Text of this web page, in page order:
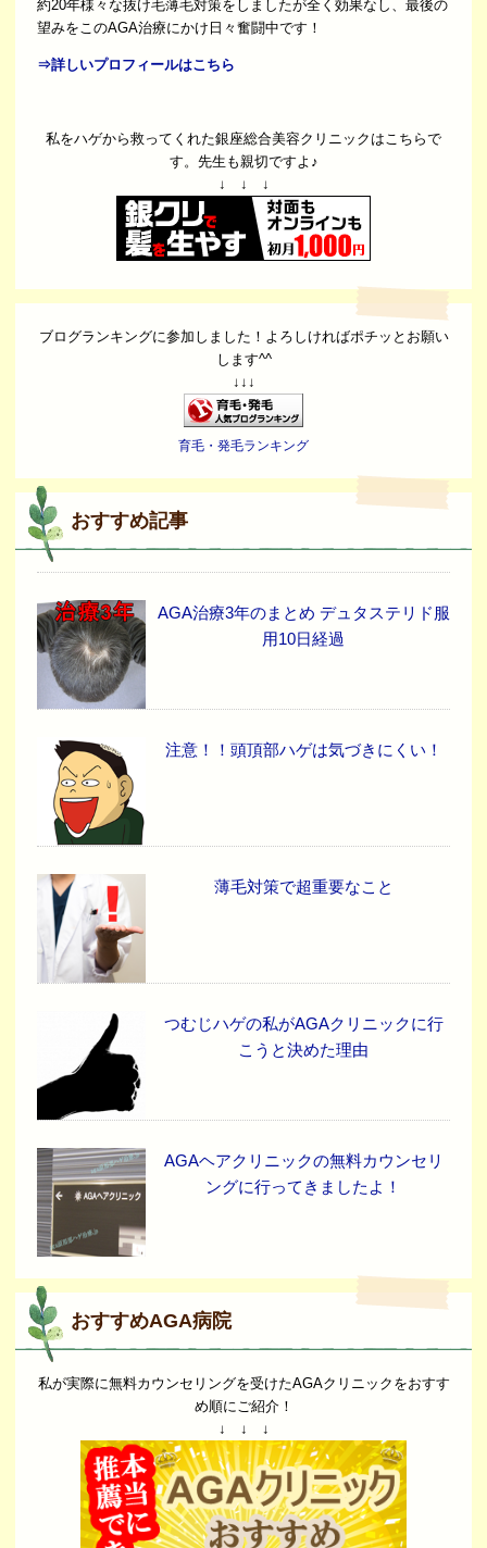
約20年様々な抜け毛薄毛対策をしましたが全く効果なし、最後の
望みをこのAGA治療にかけ日々奮闘中です！
⇒詳しいプロフィールはこちら
私をハゲから救ってくれた銀座総合美容クリニックはこちらで
す。先生も親切ですよ♪
↓ ↓ ↓
ブログランキングに参加しました！よろしければポチッとお願い
します^^
↓↓↓
育毛・発毛ランキング
おすすめ記事
AGA治療3年のまとめ デュタステリド服
用10日経過
注意！！頭頂部ハゲは気づきにくい！
薄毛対策で超重要なこと
つむじハゲの私がAGAクリニックに行
こうと決めた理由
AGAヘアクリニックの無料カウンセリ
ングに行ってきましたよ！
おすすめAGA病院
私が実際に無料カウンセリングを受けたAGAクリニックをおすす
め順にご紹介！
↓ ↓ ↓